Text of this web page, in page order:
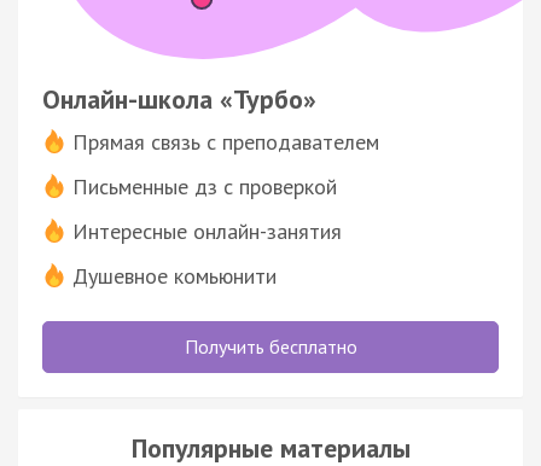
Онлайн-школа «Турбо»
Прямая связь с преподавателем
Письменные дз с проверкой
Интересные онлайн-занятия
Душевное комьюнити
Получить бесплатно
Популярные материалы